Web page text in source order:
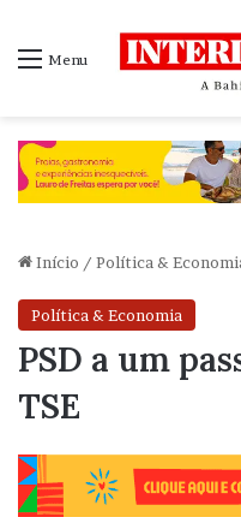
Menu
Início / Política &
Política & Economia
PSD a um
TSE